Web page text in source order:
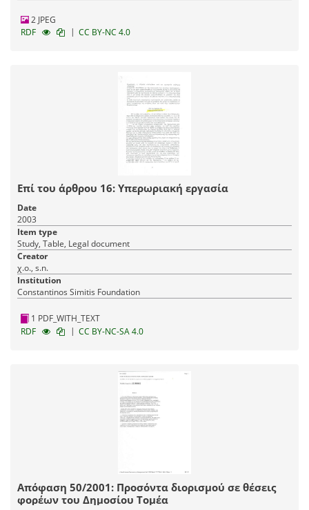
2 JPEG
RDF
| CC BY-NC 4.0
Επί του άρθρου 16: Υπερωριακή εργασία
Date
2003
Item type
Study, Table, Legal document
Creator
χ.ο., s.n.
Institution
Constantinos Simitis Foundation
1 PDF_WITH_TEXT
RDF
| CC BY-NC-SA 4.0
Απόφαση 50/2001: Προσόντα διορισμού σε θέσεις
φορέων του Δημοσίου Τομέα